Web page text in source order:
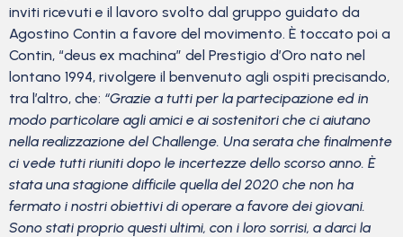
inviti ricevuti e il lavoro svolto dal gruppo guidato da
Agostino Contin a favore del movimento. È toccato poi a
Contin, “deus ex machina” del Prestigio d’Oro nato nel
lontano 1994, rivolgere il benvenuto agli ospiti precisando,
tra l’altro, che: “Grazie a tutti per la partecipazione ed in
modo particolare agli amici e ai sostenitori che ci aiutano
nella realizzazione del Challenge. Una serata che finalmente
ci vede tutti riuniti dopo le incertezze dello scorso anno. È
stata una stagione difficile quella del 2020 che non ha
fermato i nostri obiettivi di operare a favore dei giovani.
Sono stati proprio questi ultimi, con i loro sorrisi, a darci la